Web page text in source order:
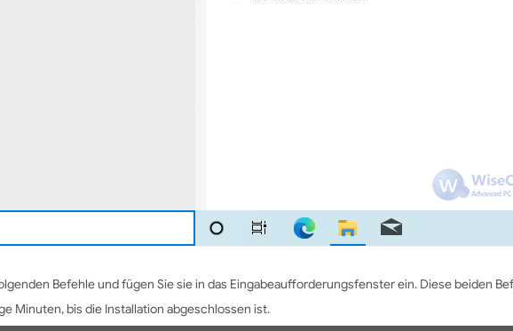
Befehle und fügen Sie sie in das Eingabeaufforderungsfenster ein. Diese beiden
Minuten, bis die Installation abgeschlossen ist.